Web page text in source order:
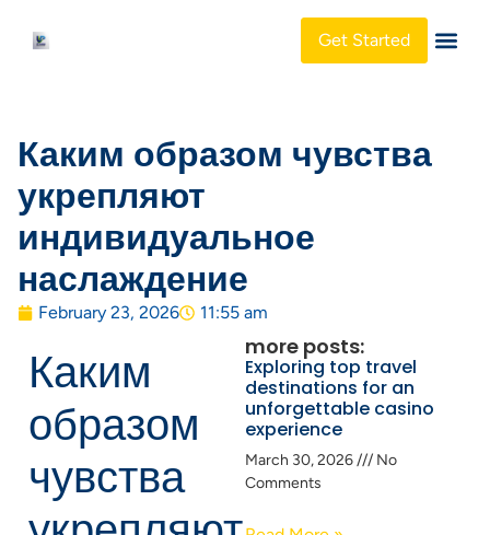
Get Started
Каким образом чувства
укрепляют
индивидуальное
наслаждение
February 23, 2026 11:55 am
Каким
образом
чувства
more posts:
Exploring top travel
destinations for an
unforgettable casino
experience
March 30, 2026
No
Comments